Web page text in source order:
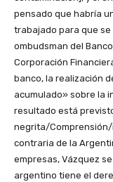
pensado que habría
trabajado para que se
ombudsman del
Corporación
banco, la realización
acumulado» sobre la
resultado está
negrita/
contraria de la
empresas, Vázquez
argentino tiene el